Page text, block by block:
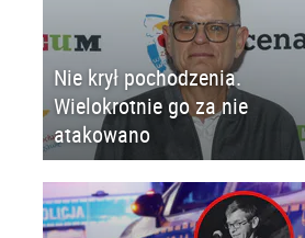
Nie krył pochodzenia.
Wielokrotnie go za nie
atakowano